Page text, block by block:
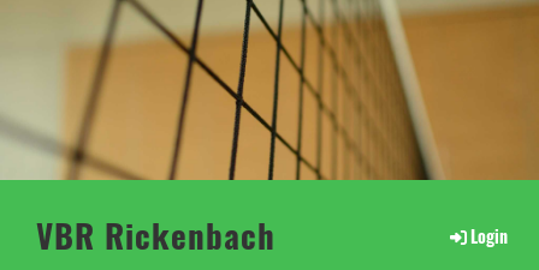
VBR Rickenbach Login